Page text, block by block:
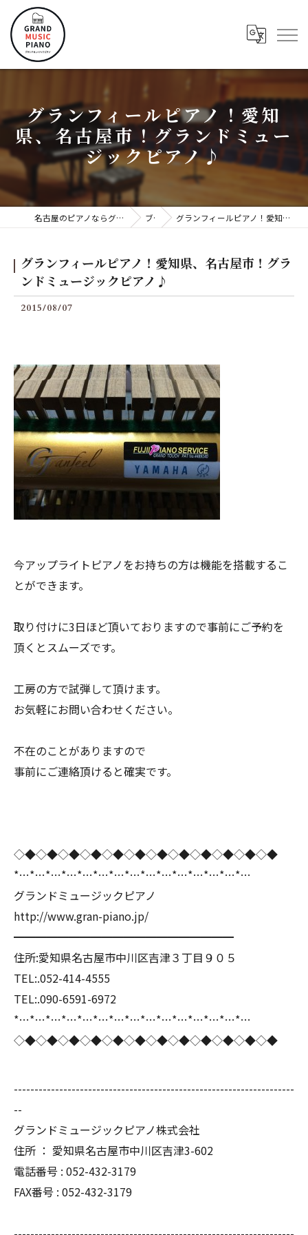
グランフィールピアノ！愛知
県、名古屋市！グランドミュー
ジックピアノ♪
名古屋のピアノならグランドミュージックピアノ株式会社 ブログ グランフィールピアノ！愛知県、名古屋市！グランドミュージックピアノ♪
グランフィールピアノ！愛知県、名古屋市！グラ
ンドミュージックピアノ♪
2015/08/07
今アップライトピアノをお持ちの方は機能を搭載するこ
とができます。
取り付けに3日ほど頂いておりますので事前にご予約を
頂くとスムーズです。
工房の方で試弾して頂けます。
お気軽にお問い合わせください。
不在のことがありますので
事前にご連絡頂けると確実です。
◇◆◇◆◇◆◇◆◇◆◇◆◇◆◇◆◇◆◇◆◇◆◇◆
*…*…*…*…*…*…*…*…*…*…*…*…*…*…*…
グランドミュージックピアノ
http://www.gran-piano.jp/
━━━━━━━━━━━━━━━━━━━━
住所:愛知県名古屋市中川区吉津３丁目９０５
TEL:.052-414-4555
TEL:.090-6591-6972
*…*…*…*…*…*…*…*…*…*…*…*…*…*…*…
◇◆◇◆◇◆◇◆◇◆◇◆◇◆◇◆◇◆◇◆◇◆◇◆
--------------------------------------------------------------------
--
グランドミュージックピアノ株式会社
住所 ： 愛知県名古屋市中川区吉津3-602
電話番号 : 052-432-3179
FAX番号 : 052-432-3179